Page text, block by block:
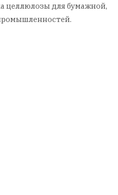
целлюлозы для бумажной,